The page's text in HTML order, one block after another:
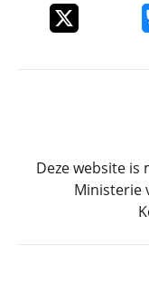
Deel dit item
Deze website
Ministerie